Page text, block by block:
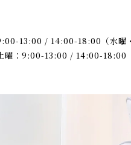
13:00 / 14:00-18:00（水曜・
曜：9:00-13:00 / 14:00-18:00